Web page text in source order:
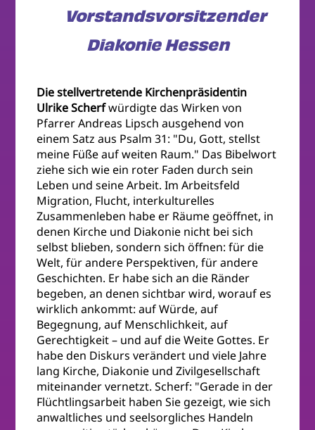
Vorstandsvorsitzender
Diakonie Hessen
Die stellvertretende Kirchenpräsidentin
Ulrike Scherfwürdigte das Wirken von
Pfarrer Andreas Lipsch ausgehend von
einem Satz aus Psalm 31: "Du, Gott, stellst
meine Füße auf weiten Raum." Das Bibelwort
ziehe sich wie ein roter Faden durch sein
Leben und seine Arbeit. Im Arbeitsfeld
Migration, Flucht, interkulturelles
Zusammenleben habe er Räume geöffnet, in
denen Kirche und Diakonie nicht bei sich
selbst blieben, sondern sich öffnen: für die
Welt, für andere Perspektiven, für andere
Geschichten. Er habe sich an die Ränder
begeben, an denen sichtbar wird, worauf es
wirklich ankommt: auf Würde, auf
Begegnung, auf Menschlichkeit, auf
Gerechtigkeit – und auf die Weite Gottes. Er
habe den Diskurs verändert und viele Jahre
lang Kirche, Diakonie und Zivilgesellschaft
miteinander vernetzt. Scherf: "Gerade in der
Flüchtlingsarbeit haben Sie gezeigt, wie sich
anwaltliches und seelsorgliches Handeln